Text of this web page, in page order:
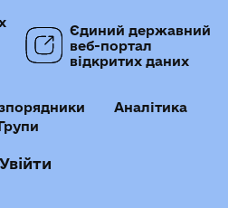
Єдиний державний
веб-портал
відкритих даних
Аналітика
Увійти